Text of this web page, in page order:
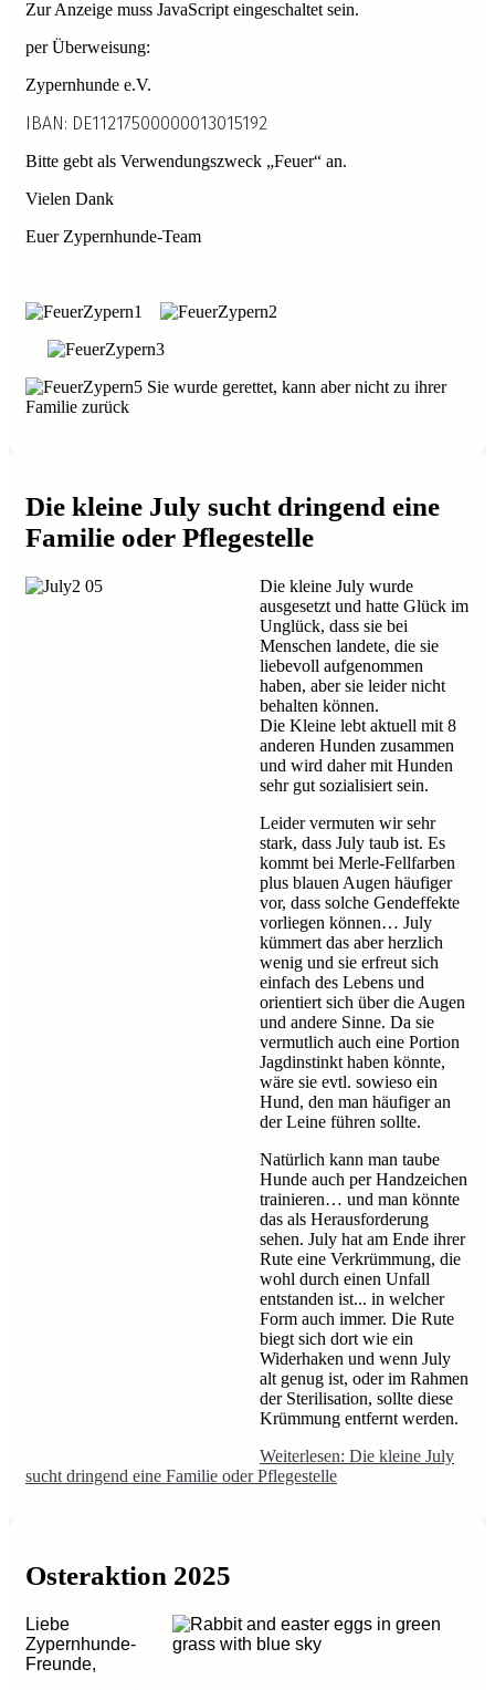
Zur Anzeige muss JavaScript eingeschaltet sein.
per Überweisung:
Zypernhunde e.V.
IBAN: DE11217500000013015192
Bitte gebt als Verwendungszweck „Feuer“ an.
Vielen Dank
Euer Zypernhunde-Team
Sie wurde gerettet, kann aber nicht zu ihrer
Familie zurück
Die kleine July sucht dringend eine
Familie oder Pflegestelle
Die kleine July wurde
ausgesetzt und hatte Glück im
Unglück, dass sie bei
Menschen landete, die sie
liebevoll aufgenommen
haben, aber sie leider nicht
behalten können.
Die Kleine lebt aktuell mit 8
anderen Hunden zusammen
und wird daher mit Hunden
sehr gut sozialisiert sein.
Leider vermuten wir sehr
stark, dass July taub ist. Es
kommt bei Merle-Fellfarben
plus blauen Augen häufiger
vor, dass solche Gendeffekte
vorliegen können… July
kümmert das aber herzlich
wenig und sie erfreut sich
einfach des Lebens und
orientiert sich über die Augen
und andere Sinne. Da sie
vermutlich auch eine Portion
Jagdinstinkt haben könnte,
wäre sie evtl. sowieso ein
Hund, den man häufiger an
der Leine führen sollte.
Natürlich kann man taube
Hunde auch per Handzeichen
trainieren… und man könnte
das als Herausforderung
sehen. July hat am Ende ihrer
Rute eine Verkrümmung, die
wohl durch einen Unfall
entstanden ist... in welcher
Form auch immer. Die Rute
biegt sich dort wie ein
Widerhaken und wenn July
alt genug ist, oder im Rahmen
der Sterilisation, sollte diese
Krümmung entfernt werden.
Weiterlesen: Die kleine July
sucht dringend eine Familie oder Pflegestelle
Osteraktion 2025
Liebe
Zypernhunde-
Freunde,